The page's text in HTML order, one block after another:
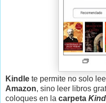
Kindle te permite no solo
Amazon, sino leer libros
coloques en la carpeta